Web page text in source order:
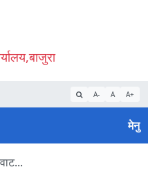
A- A A+
मेनु